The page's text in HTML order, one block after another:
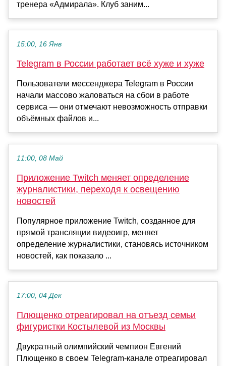
тренера «Адмирала». Клуб заним...
15:00, 16 Янв
Telegram в России работает всё хуже и хуже
Пользователи мессенджера Telegram в России
начали массово жаловаться на сбои в работе
сервиса — они отмечают невозможность отправки
объёмных файлов и...
11:00, 08 Май
Приложение Twitch меняет определение
журналистики, переходя к освещению
новостей
Популярное приложение Twitch, созданное для
прямой трансляции видеоигр, меняет
определение журналистики, становясь источником
новостей, как показало ...
17:00, 04 Дек
Плющенко отреагировал на отъезд семьи
фигуристки Костылевой из Москвы
Двукратный олимпийский чемпион Евгений
Плющенко в своем Telegram-канале отреагировал